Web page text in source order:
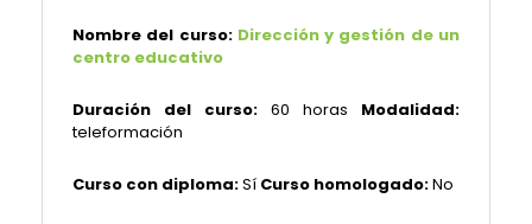
Nombre del curso: Dirección y gestión de un
centro educativo
Duración del curso: 60 horas Modalidad:
teleformación
Curso con diploma:Sí Curso homologado:No